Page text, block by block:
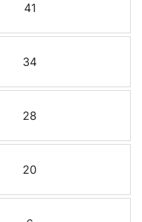
41
34
28
20